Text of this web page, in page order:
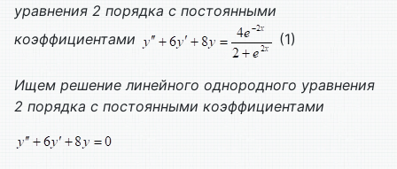
уравнения 2 порядка с постоянными
коэффициентами
(1)
Ищем решение линейного однородного уравнения
2 порядка с постоянными коэффициентами